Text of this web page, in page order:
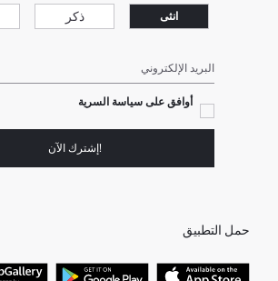
انثى ذكر
البريد الإلكتروني
أوافق على سياسة السرية
!إشترك الآن
حمل التطبيق